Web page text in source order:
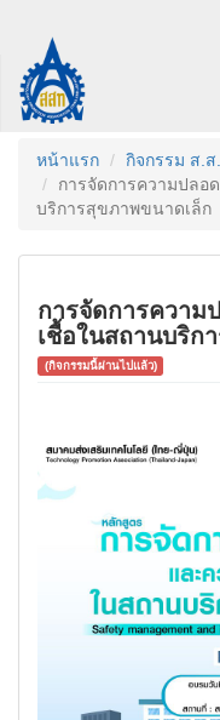
หน้าแรก
กิจกรรม ส.ส
การจัดการความปลอ
บริการสุขภาพขนาดเล็ก
การจัดการความ
เชื้อในสถานบริก
(กิจกรรมนี้ผ่านไปแล้ว)